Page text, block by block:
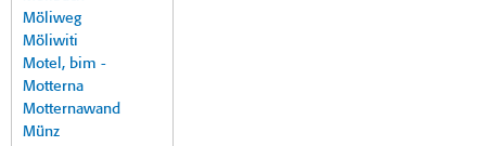
Möliweg
Möliwiti
Motel, bim -
Motterna
Motternawand
Münz